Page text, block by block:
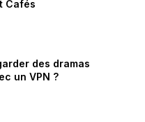
Cafés
des dramas
un VPN ?